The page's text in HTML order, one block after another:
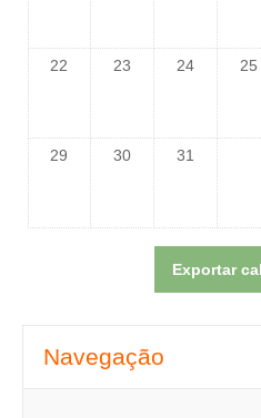
22 23 24 25
29 30 31
Navegação